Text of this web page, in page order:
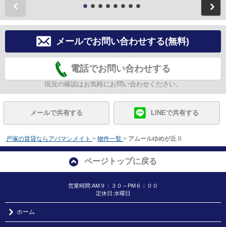
メールでお問い合わせする(無料)
電話でお問い合わせする
現況の確認はお気軽にお問い合わせください。
メールで共有する LINEで共有する
戸塚の賃貸ならアパマンメイト > 物件一覧 > アムールゆめが丘Ⅱ
ページトップに戻る
営業時間:AM９：３０～PM６：００
定休日:水曜日
ホーム